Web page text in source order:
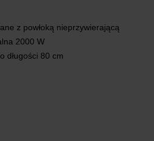
z powłoką nieprzywierającą
2000 W
długości 80 cm